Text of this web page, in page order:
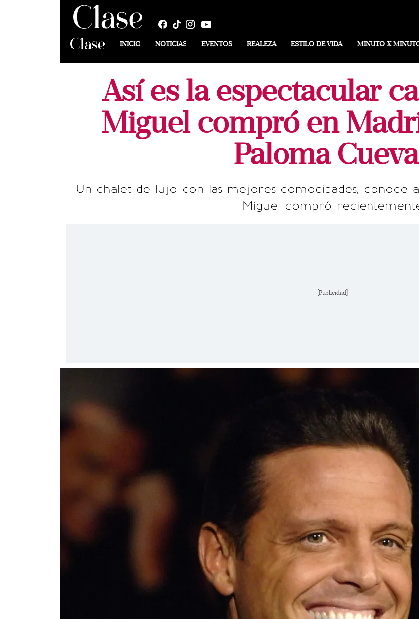
INICIO NOTICIAS EVENTOS REALEZA ESTILO DE VIDA MINUTO X
Así es la espectacular
Miguel compró en
Paloma
Un chalet de lujo con las mejores comodidades, conoce
Miguel compró
[Publicidad]